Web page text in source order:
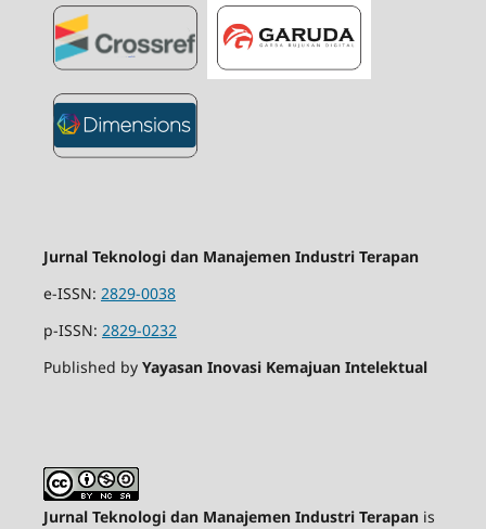
Jurnal Teknologi dan Manajemen Industri Terapan
e-ISSN: 2829-0038
p-ISSN: 2829-0232
Published by Yayasan Inovasi Kemajuan Intelektual
Jurnal Teknologi dan Manajemen Industri Terapanis